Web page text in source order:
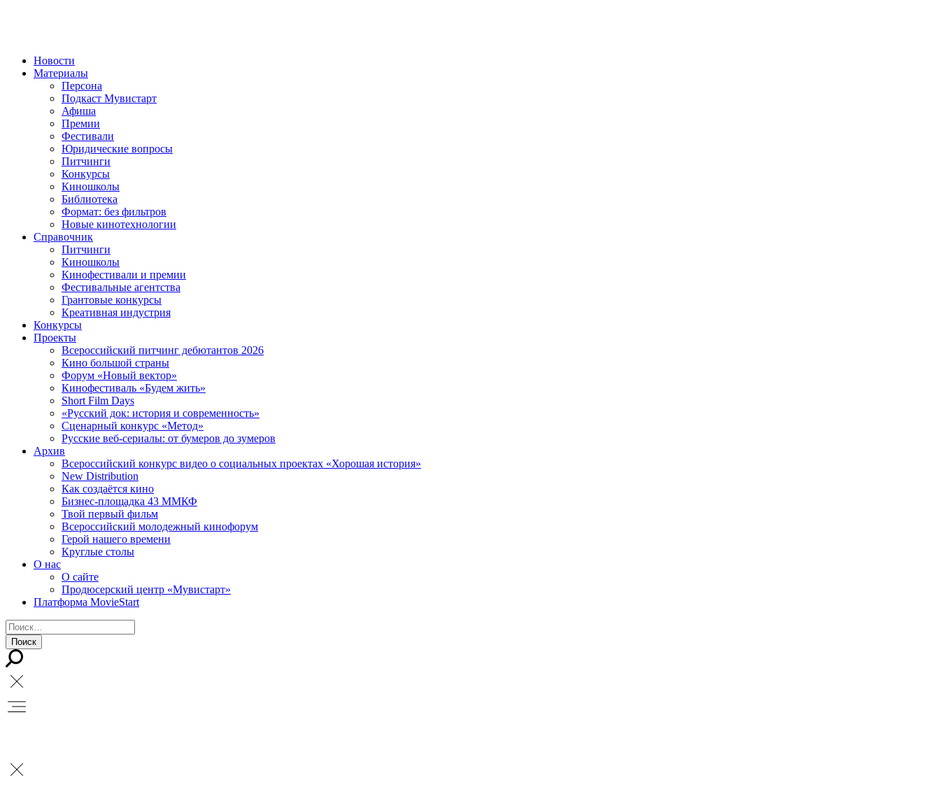
Новости
Материалы
Персона
Подкаст Мувистарт
Афиша
Премии
Фестивали
Юридические вопросы
Питчинги
Конкурсы
Киношколы
Библиотека
Формат: без фильтров
Новые кинотехнологии
Справочник
Питчинги
Киношколы
Кинофестивали и премии
Фестивальные агентства
Грантовые конкурсы
Креативная индустрия
Конкурсы
Проекты
Всероссийский питчинг дебютантов 2026
Кино большой страны
Форум «Новый вектор»
Кинофестиваль «Будем жить»
Short Film Days
«Русский док: история и современность»
Сценарный конкурс «Метод»
Русские веб-сериалы: от бумеров до зумеров
Архив
Всероссийский конкурс видео о социальных проектах «Хорошая история»
New Distribution
Как создаётся кино
Бизнес-площадка 43 ММКФ
Твой первый фильм
Всероссийский молодежный кинофорум
Герой нашего времени
Круглые столы
О нас
О сайте
Продюсерский центр «Мувистарт»
Платформа MovieStart